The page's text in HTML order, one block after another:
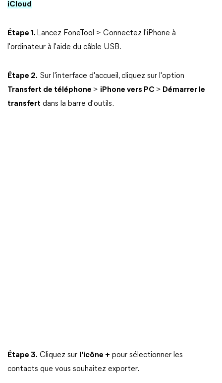
iCloud
Étape 1. Lancez FoneTool > Connectez l'iPhone à
l'ordinateur à l'aide du câble USB.
Étape 2. Sur l'interface d'accueil, cliquez sur l'option
Transfert de téléphone > iPhone vers PC > Démarrer le
transfert dans la barre d'outils.
Étape 3. Cliquez sur l'icône + pour sélectionner les
contacts que vous souhaitez exporter.